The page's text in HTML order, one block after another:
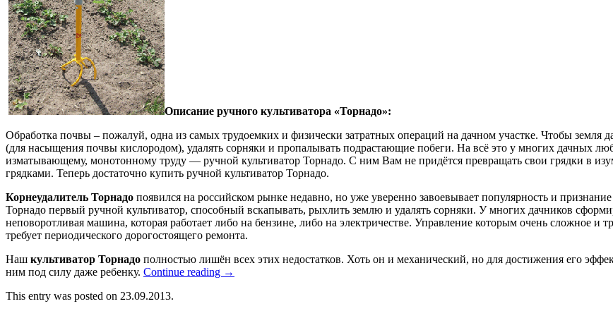
Описание ручного культиватора «Торнадо»:
Обработка почвы – пожалуй, одна из самых трудоемких и физически затратных операций на дачном участке. Чтобы земля
(для насыщения почвы кислородом), удалять сорняки и пропалывать подрастающие побеги. На всё это у многих дачных
изматывающему, монотонному труду — ручной культиватор Торнадо. С ним Вам не придётся превращать свои грядки в
грядками. Теперь достаточно купить ручной культиватор Торнадо.
Корнеудалитель Торнадо появился на российском рынке недавно, но уже уверенно завоевывает популярность и
Торнадо первый ручной культиватор, способный вскапывать, рыхлить землю и удалять сорняки. У многих дачников
неповоротливая машина, которая работает либо на бензине, либо на электричестве. Управление которым очень сложное и
требует периодического дорогостоящего ремонта.
Наш культиватор Торнадо полностью лишён всех этих недостатков. Хоть он и механический, но для достижения его
ним под силу даже ребенку. Continue reading →
This entry was posted on 23.09.2013.